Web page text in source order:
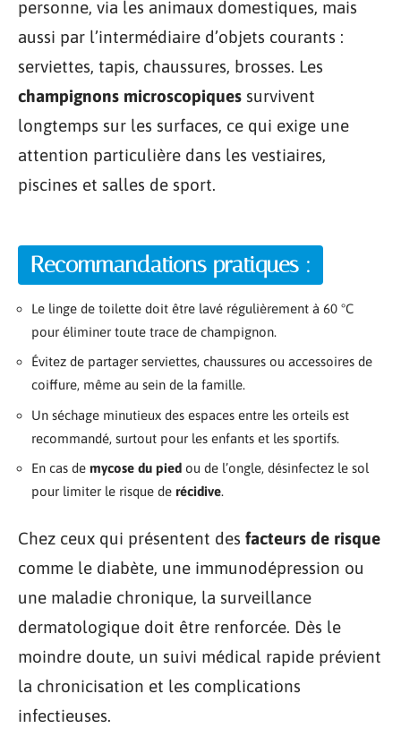
personne, via les animaux domestiques, mais
aussi par l’intermédiaire d’objets courants :
serviettes, tapis, chaussures, brosses. Les
champignons microscopiques survivent
longtemps sur les surfaces, ce qui exige une
attention particulière dans les vestiaires,
piscines et salles de sport.
Recommandations pratiques :
Le linge de toilette doit être lavé régulièrement à 60 °C
pour éliminer toute trace de champignon.
Évitez de partager serviettes, chaussures ou accessoires de
coiffure, même au sein de la famille.
Un séchage minutieux des espaces entre les orteils est
recommandé, surtout pour les enfants et les sportifs.
En cas de mycose du pied ou de l’ongle, désinfectez le sol
pour limiter le risque de récidive.
Chez ceux qui présentent des facteurs de risque
comme le diabète, une immunodépression ou
une maladie chronique, la surveillance
dermatologique doit être renforcée. Dès le
moindre doute, un suivi médical rapide prévient
la chronicisation et les complications
infectieuses.